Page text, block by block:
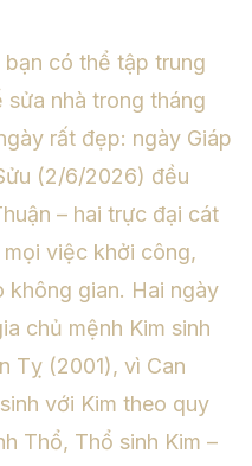
bạn có thể tập trung
nhà trong tháng
rất đẹp: ngày Giáp
(2/6/2026) đều
– hai trực đại cát
việc khởi công,
không gian. Hai ngày
chủ mệnh Kim sinh
Tỵ (2001), vì Can
với Kim theo quy
Thổ, Thổ sinh Kim –